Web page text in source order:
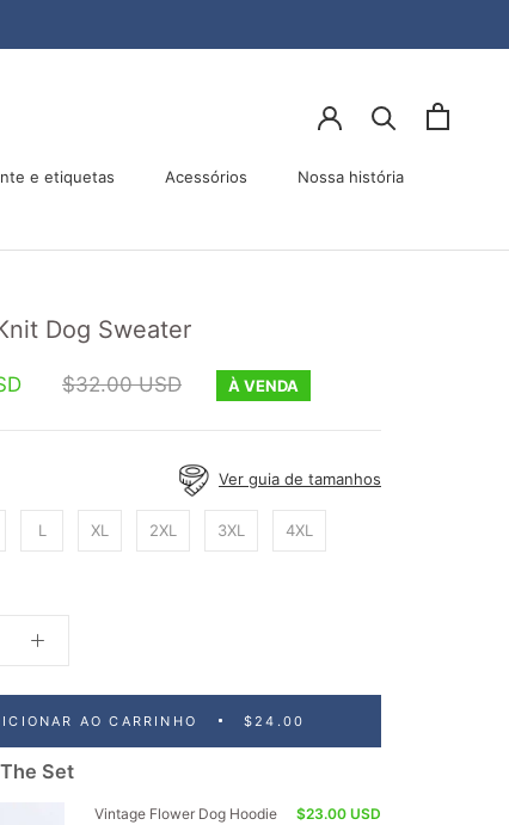
e etiquetas Acessórios Nossa história
Dog Sweater
$32.00 USD À VENDA
Ver guia de tamanhos
L XL 2XL 3XL 4XL
AO CARRINHO $24.00
Set
Vintage Flower Dog Hoodie
$23.00 USD